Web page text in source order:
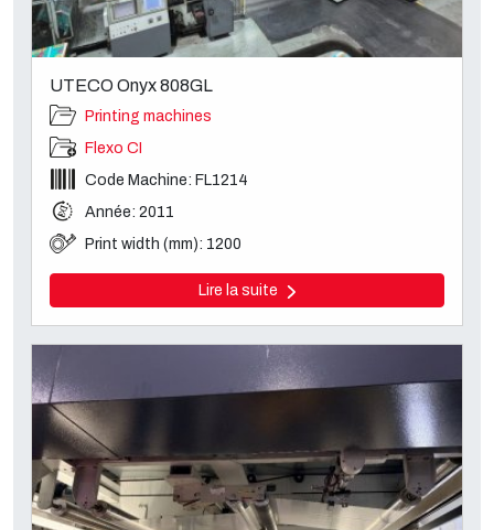
UTECO Onyx 808GL
Printing machines
Flexo CI
Code Machine: FL1214
Année: 2011
Print width (mm): 1200
Lire la suite